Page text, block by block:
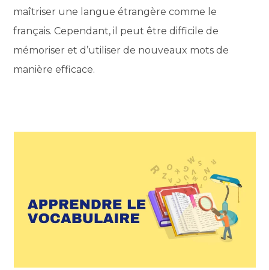
maîtriser une langue étrangère comme le
français. Cependant, il peut être difficile de
mémoriser et d’utiliser de nouveaux mots de
manière efficace.